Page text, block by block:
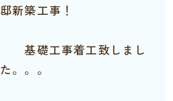
邸新築工事！
基礎工事着工致しまし
た。。。